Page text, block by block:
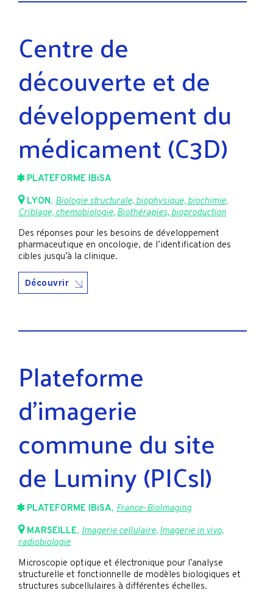
Centre de
découverte et de
développement du
médicament (C3D)
PLATEFORME IBiSA
LYON, Biologie structurale, biophysique, biochimie,
Criblage, chemobiologie,Biothérapies, bioproduction
Des réponses pour les besoins de développement
pharmaceutique en oncologie, de l’identification des
cibles jusqu’à la clinique.
Découvrir
Plateforme
d’imagerie
commune du site
de Luminy (PICsl)
PLATEFORME IBiSA, France-BioImaging
MARSEILLE, Imagerie cellulaire, Imagerie in vivo,
radiobiologie
Microscopie optique et électronique pour l’analyse
structurelle et fonctionnelle de modèles biologiques et
structures subcellulaires à différentes échelles.